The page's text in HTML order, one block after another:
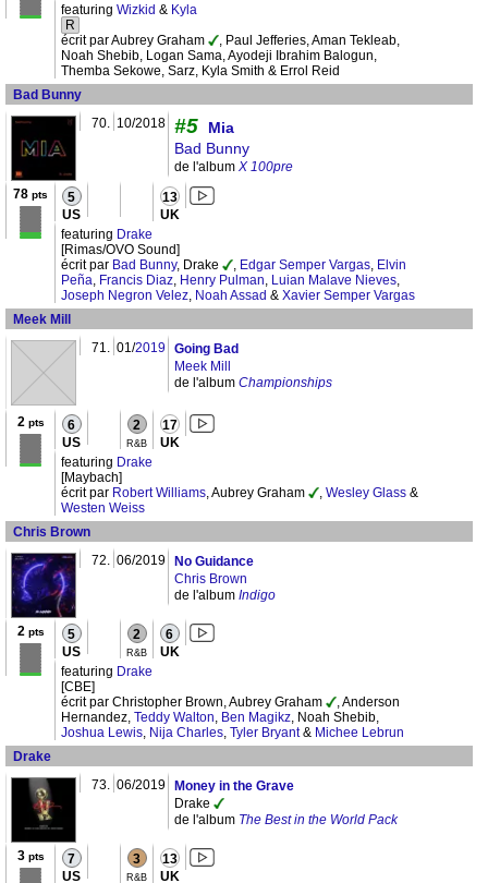
featuring Wizkid & Kyla
R
écrit par Aubrey Graham
, Paul Jefferies, Aman Tekleab,
Noah Shebib, Logan Sama, Ayodeji Ibrahim Balogun,
Themba Sekowe, Sarz, Kyla Smith & Errol Reid
Bad Bunny
70.
10/2018 #5
Mia
Bad Bunny
de l'album X 100pre
78 pts 5
US
13
UK
featuring Drake
[Rimas/OVO Sound]
écrit par Bad Bunny, Drake Edgar Semper Vargas Elvin
Peña Francis Diaz Henry Pulman Luian Malave Nieves
Joseph Negron Velez Noah Assad & Xavier Semper Vargas
Meek Mill
71.
01/2019
Going Bad
Meek Mill
de l'album Championships
2 pts 6
US
2
R&B
17
UK
featuring Drake
[Maybach]
écrit par Robert Williams , Aubrey Graham Wesley Glass &
Westen Weiss
Chris Brown
72.
06/2019 No Guidance
Chris Brown
de l'album Indigo
2 pts 5
US
2
R&B
6
UK
featuring Drake
[CBE]
écrit par Christopher Brown, Aubrey Graham
, Anderson
Hernandez, Teddy Walton Ben Magikz , Noah Shebib,
Joshua Lewis Nija Charles Tyler Bryant& Michee Lebrun
Drake
73.
06/2019 Money in the Grave
Drake
de l'album The Best in the World Pack
3pts 7
US
3
R&B
13
UK